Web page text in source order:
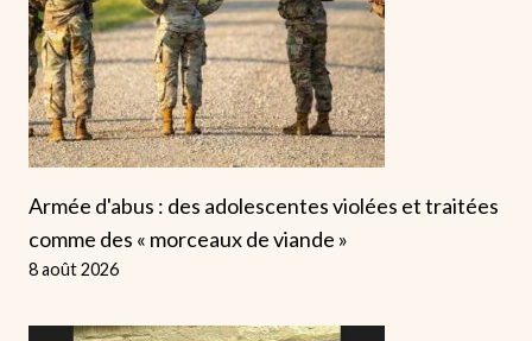
Armée d'abus : des adolescentes violées et traitées
comme des « morceaux de viande »
8 août 2026